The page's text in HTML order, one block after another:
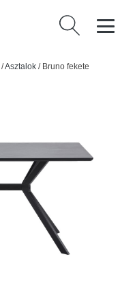
Keresés:
/Asztalok / Bruno fekete